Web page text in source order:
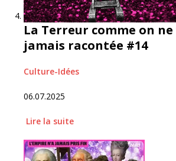
La Terreur comme on ne
jamais racontée #14
Culture-Idées
06.07.2025
Lire la suite